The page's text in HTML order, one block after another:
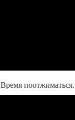
поотжиматься.